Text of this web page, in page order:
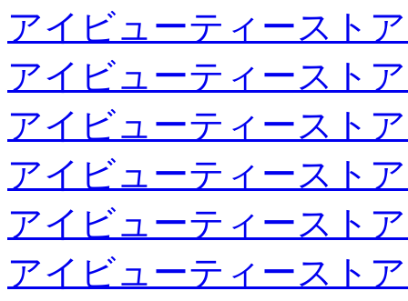
アイビューティースト
アイビューティースト
アイビューティースト
アイビューティースト
アイビューティースト
アイビューティースト